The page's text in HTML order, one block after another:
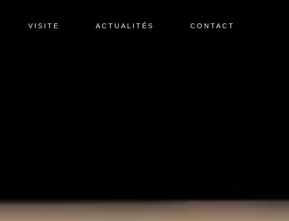
VISITE ACTUALITÉS CONTACT